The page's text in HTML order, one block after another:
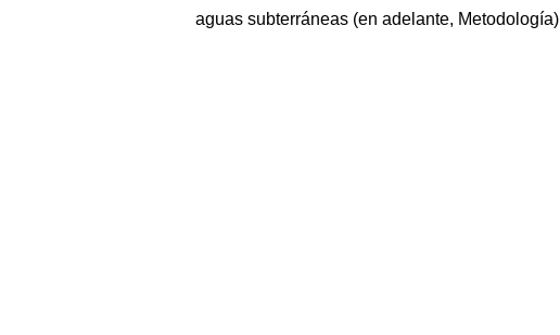
aguas subterráneas (en adelante, Metodología)